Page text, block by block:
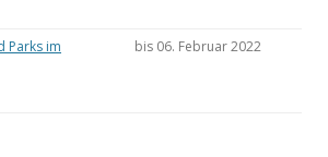
Parks im
bis 06. Februar 2022